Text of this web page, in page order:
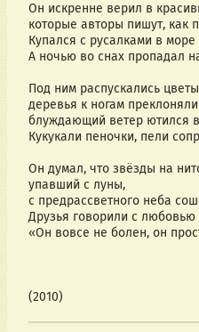
Он искренне верил в
которые авторы пишут, как
Купался с русалками в море
А ночью во снах пропадал
Под ним распускались
деревья к ногам
блуждающий ветер ютился
Кукукали пеночки, пели
Он думал, что звёзды на
упавший с луны,
c предрассветного неба
Друзья говорили с любовью
«Он вовсе не болен, он
(2010)